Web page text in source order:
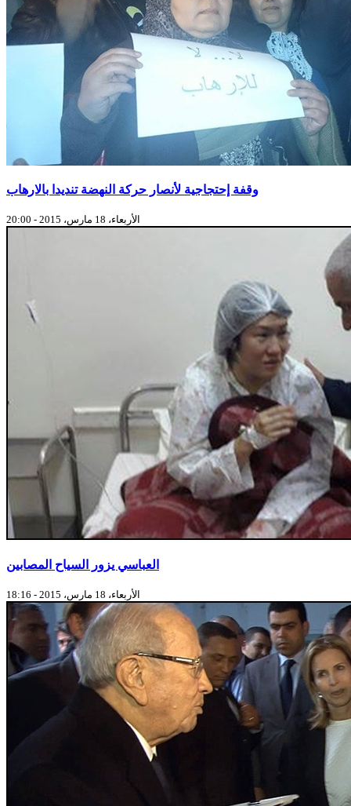
وقفة إحتجاجية لأنصار حركة النهضة تنديدا بالارهاب
الأربعاء، 18 مارس، 2015 - 20:00
العباسي يزور السياح المصابين
الأربعاء، 18 مارس، 2015 - 18:16